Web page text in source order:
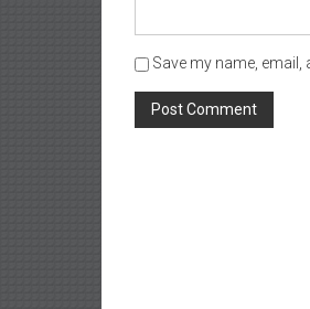
Save my name,